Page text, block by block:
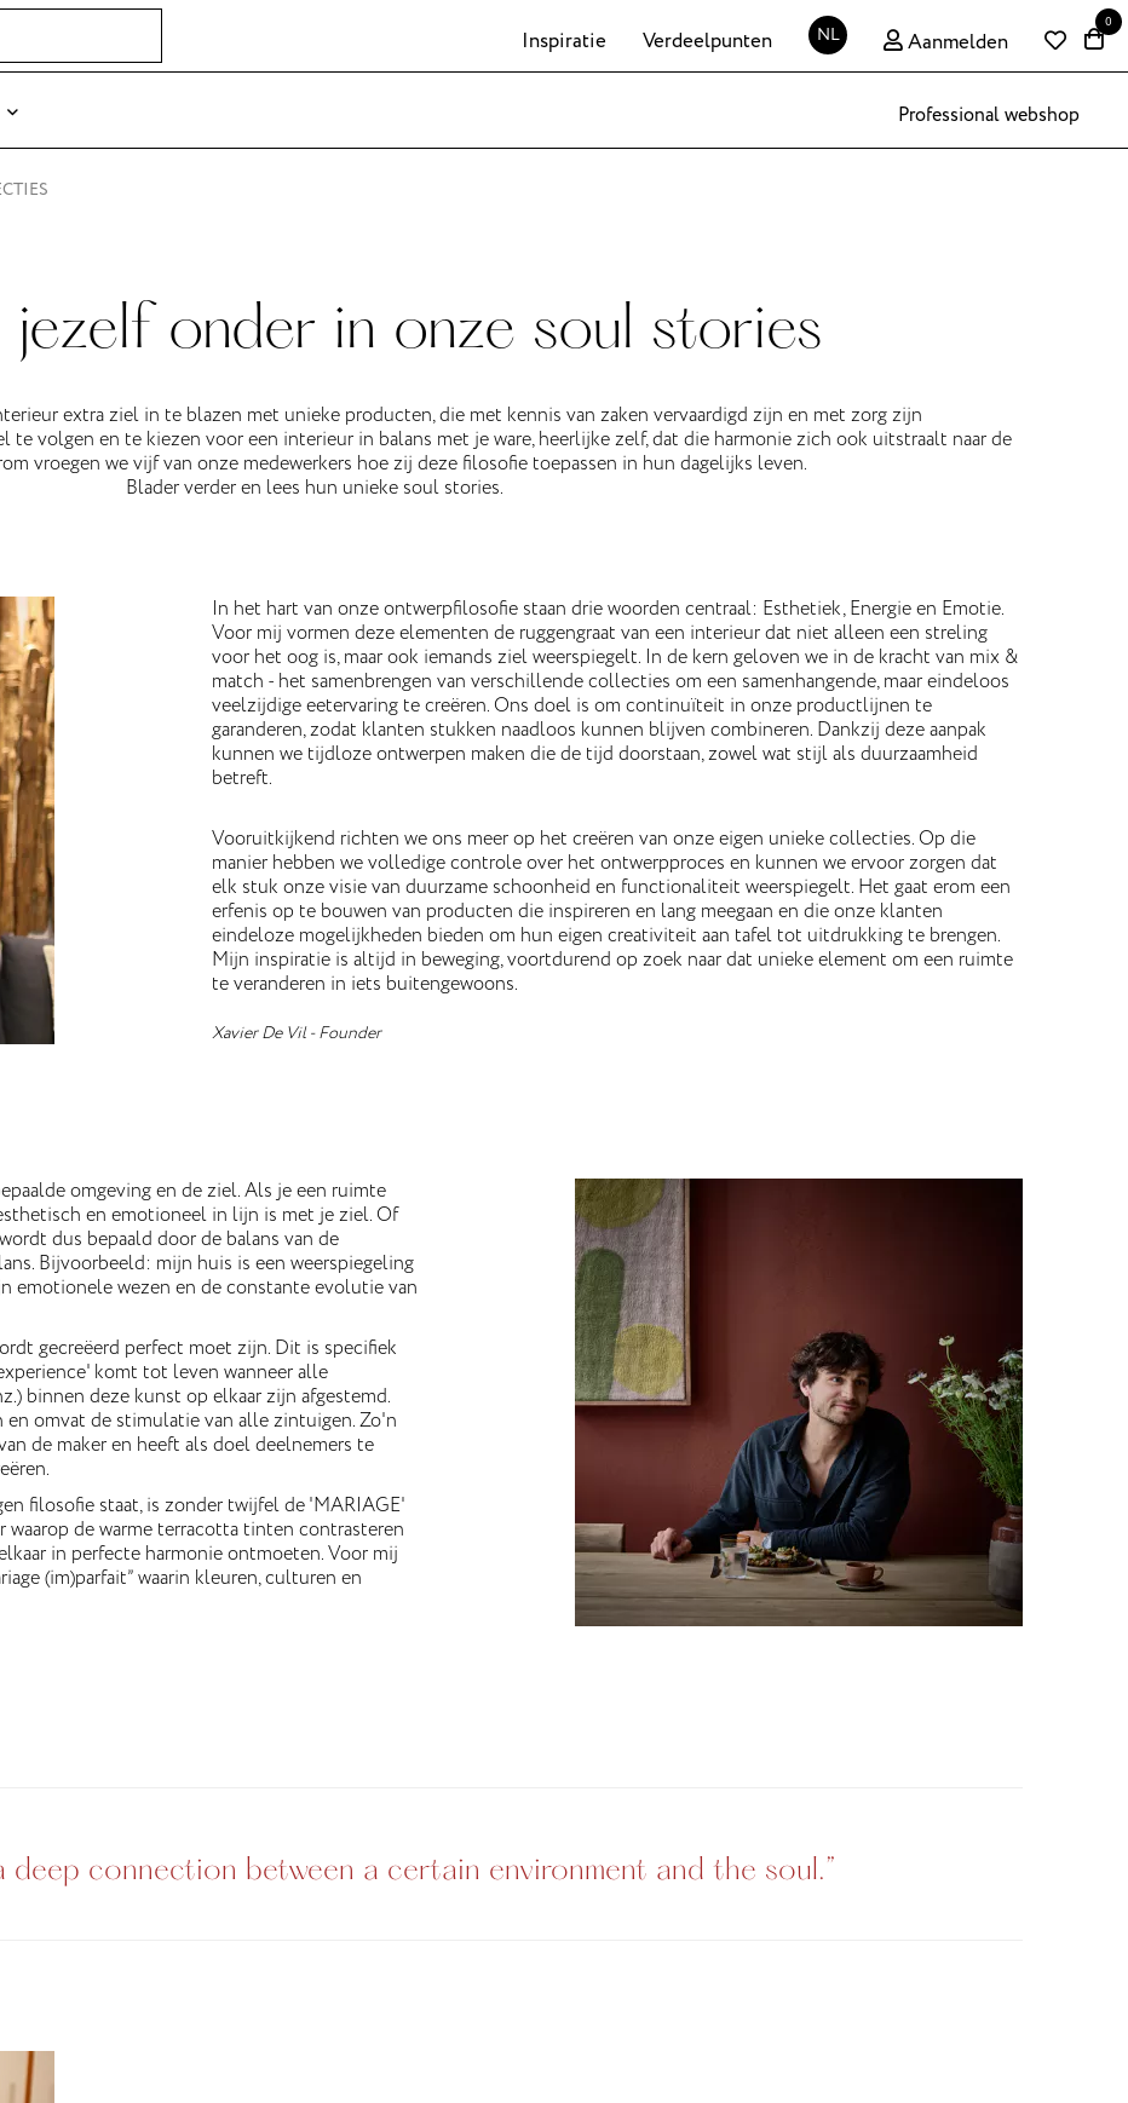
Inspiratie Verdeelpunten NL Aanmelden
0
Professional webshop
jezelf onder in onze soul stories
extra ziel in te blazen met unieke producten, die met kennis van zaken vervaardigd zijn en met zorg zijn
volgen en te kiezen voor een interieur in balans met je ware, heerlijke zelf, dat die harmonie zich ook uitstraalt naar de
vroegen we vijf van onze medewerkers hoe zij deze filosofie toepassen in hun dagelijks leven.
Blader verder en lees hun unieke soul stories.
In het hart van onze ontwerpfilosofie staan drie woorden centraal: Esthetiek, Energie en Emotie.
Voor mij vormen deze elementen de ruggengraat van een interieur dat niet alleen een streling
voor het oog is, maar ook iemands ziel weerspiegelt. In de kern geloven we in de kracht van mix &
match - het samenbrengen van verschillende collecties om een samenhangende, maar eindeloos
veelzijdige eetervaring te creëren. Ons doel is om continuïteit in onze productlijnen te
garanderen, zodat klanten stukken naadloos kunnen blijven combineren. Dankzij deze aanpak
kunnen we tijdloze ontwerpen maken die de tijd doorstaan, zowel wat stijl als duurzaamheid
betreft.
Vooruitkijkend richten we ons meer op het creëren van onze eigen unieke collecties. Op die
manier hebben we volledige controle over het ontwerpproces en kunnen we ervoor zorgen dat
elk stuk onze visie van duurzame schoonheid en functionaliteit weerspiegelt. Het gaat erom een
erfenis op te bouwen van producten die inspireren en lang meegaan en die onze klanten
eindeloze mogelijkheden bieden om hun eigen creativiteit aan tafel tot uitdrukking te brengen.
Mijn inspiratie is altijd in beweging, voortdurend op zoek naar dat unieke element om een ruimte
te veranderen in iets buitengewoons.
Xavier De Vil - Founder
omgeving en de ziel. Als je een ruimte
en emotioneel in lijn is met je ziel. Of
dus bepaald door de balans van de
Bijvoorbeeld: mijn huis is een weerspiegeling
emotionele wezen en de constante evolutie van
gecreëerd perfect moet zijn. Dit is specifiek
komt tot leven wanneer alle
binnen deze kunst op elkaar zijn afgestemd.
omvat de stimulatie van alle zintuigen. Zo'n
de maker en heeft als doel deelnemers te
filosofie staat, is zonder twijfel de 'MARIAGE'
waarop de warme terracotta tinten contrasteren
in perfecte harmonie ontmoeten. Voor mij
(im)parfait” waarin kleuren, culturen en
a deep connection between a certain environment and the soul.”